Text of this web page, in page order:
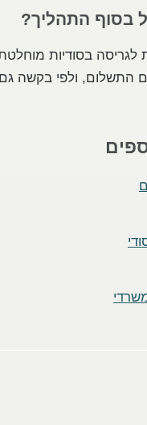
בסוף התהליך?
לגריסה בסודיות
התשלום, ולפי בקשה גם